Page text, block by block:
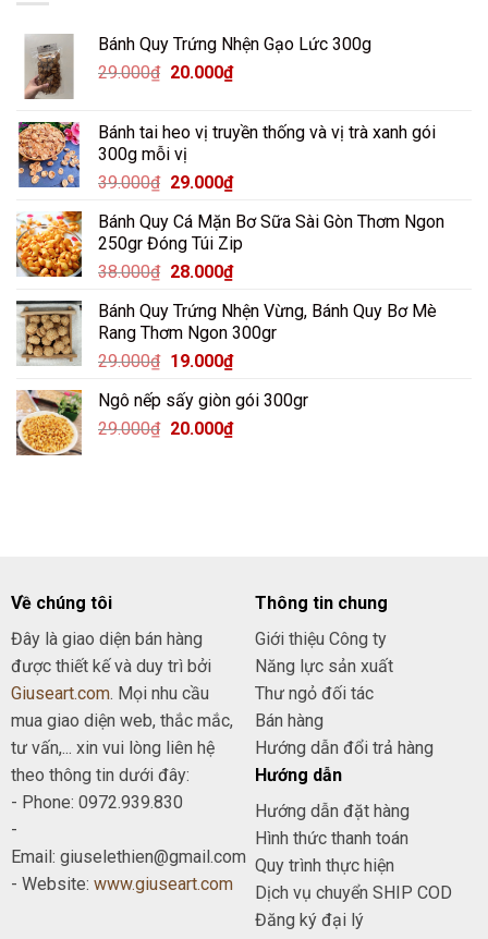
Bánh Quy Trứng Nhện Gạo Lức 300g
29.000₫ Giá
29.000₫.
20.000₫Giá
là:
Bánh tai heo vị truyền thống và vị trà xanh gói
300g mỗi vị
39.000₫ Giá
là:
39.000₫.
29.000₫Giá
tại
là:
29.000₫.
Bánh Quy Cá Mặn Bơ Sữa Sài Gòn Thơm Ngon
250gr Đóng Túi Zip
38.000₫ Giá
là:
38.000₫.
28.000₫Giá
tại
là:
28.000₫.
Bánh Quy Trứng Nhện Vừng, Bánh Quy Bơ Mè
Rang Thơm Ngon 300gr
29.000₫ Giá
là:
29.000₫.
19.000₫Giá
tại
là:
Ngô nếp sấy giòn gói 300gr
29.000₫ Giá
20.000₫Giá
Về chúng tôi
Đây là giao diện bán hàng
được thiết kế và duy trì bởi
Giuseart.com. Mọi nhu cầu
mua giao diện web, thắc mắc,
tư vấn,... xin vui lòng liên hệ
theo thông tin dưới đây:
- Phone: 0972.939.830
-
Email: giuselethien@gmail.com
- Website: www.giuseart.com
Thông tin chung
Giới thiệu Công ty
Năng lực sản xuất
Thư ngỏ đối tác
Bán hàng
Hướng dẫn đổi trả hàng
Hướng dẫn
Hướng dẫn đặt hàng
Hình thức thanh toán
Quy trình thực hiện
Dịch vụ chuyển SHIP COD
Đăng ký đại lý